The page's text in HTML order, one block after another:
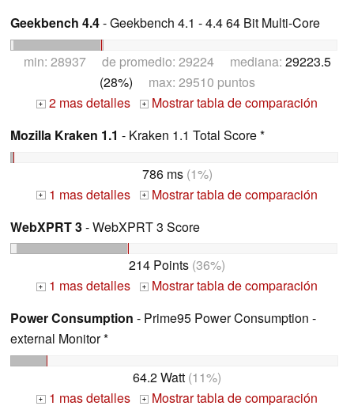
Geekbench 4.4- Geekbench 4.1 - 4.4 64 Bit Multi-Core
min: 28937 de promedio: 29224 mediana: 29223.5
(28%) max: 29510 puntos
+ 2 mas detalles +
Mostrar tabla de comparación
Mozilla Kraken 1.1 - Kraken 1.1 Total Score *
786 ms(1%)
+ 1 mas detalles +
Mostrar tabla de comparación
WebXPRT 3- WebXPRT 3 Score
214 Points (36%)
+ 1 mas detalles +
Mostrar tabla de comparación
Power Consumption - Prime95 Power Consumption -
external Monitor *
64.2 Watt (11%)
+ 1 mas detalles + Mostrar tabla de comparación